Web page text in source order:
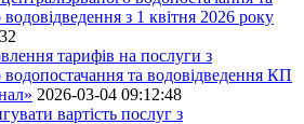
водовідведення з 1 квітня 2026 року
тарифів на послуги з
водопостачання та водовідведення КП
2026-03-04 09:12:48
вартість послуг з